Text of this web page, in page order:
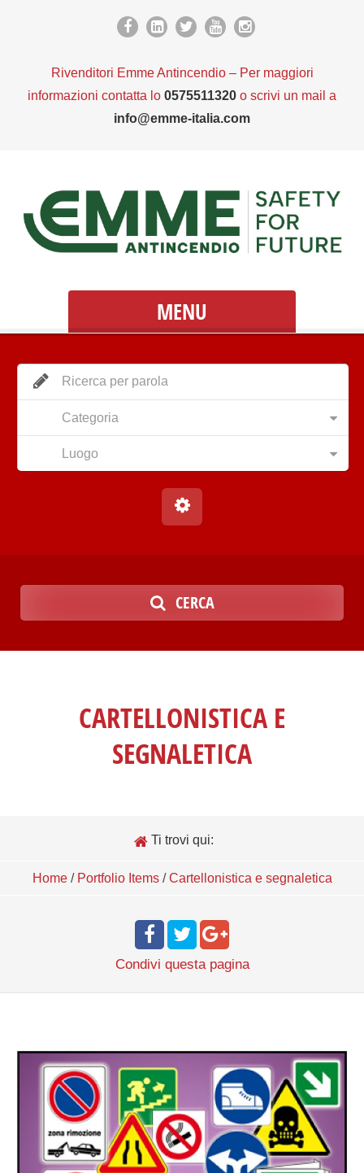
Rivenditori Emme Antincendio – Per maggiori
informazioni contatta lo 0575511320 o scrivi un mail a
info@emme-italia.com
MENU
Categoria
Luogo
CERCA
CARTELLONISTICA E
SEGNALETICA
Ti trovi qui:
Home / Portfolio Items / Cartellonistica e segnaletica
Condivi questa pagina